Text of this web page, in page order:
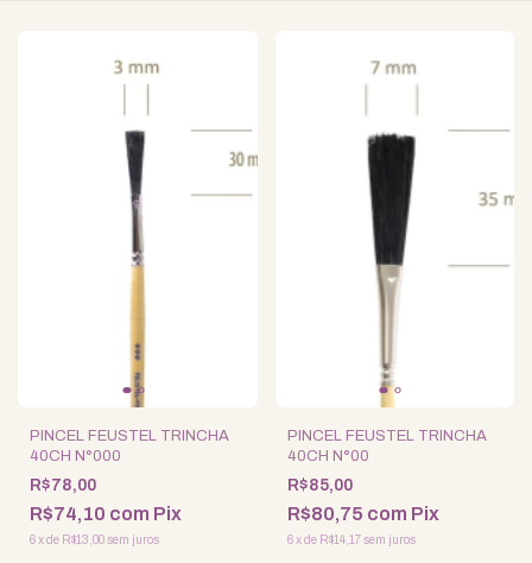
PINCEL FEUSTEL TRINCHA
40CH N°000
R$78,00
R$74,10 com Pix
6xde R$13,00sem juros
PINCEL FEUSTEL TRINCHA
40CH N°00
R$85,00
R$80,75 com Pix
6 xde R$14,17 sem juros